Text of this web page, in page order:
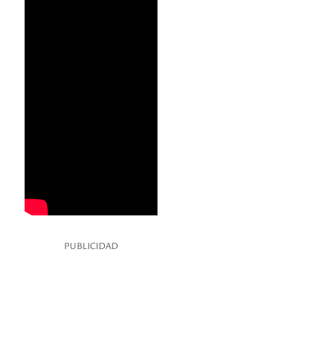
PUBLICIDAD